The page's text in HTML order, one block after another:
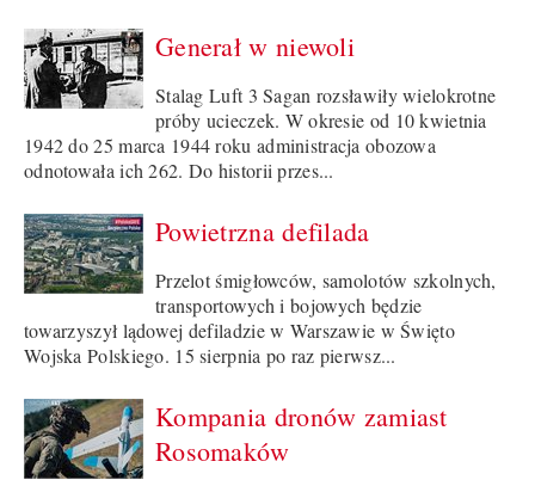
Generał w niewoli
Stalag Luft 3 Sagan rozsławiły wielokrotne
próby ucieczek. W okresie od 10 kwietnia
1942 do 25 marca 1944 roku administracja obozowa
odnotowała ich 262. Do historii przes...
Powietrzna defilada
Przelot śmigłowców, samolotów szkolnych,
transportowych i bojowych będzie
towarzyszył lądowej defiladzie w Warszawie w Święto
Wojska Polskiego. 15 sierpnia po raz pierwsz...
Kompania dronów zamiast
Rosomaków